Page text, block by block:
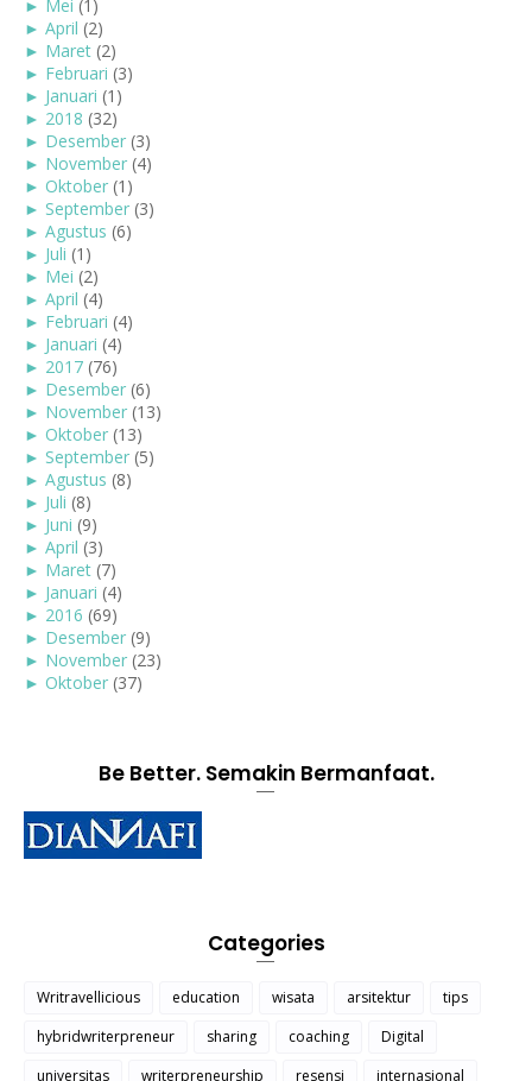
► Mei (1)
► April (2)
► Maret (2)
► Februari (3)
► Januari (1)
► 2018 (32)
► Desember (3)
► November (4)
► Oktober (1)
► September (3)
► Agustus (6)
► Juli (1)
► Mei (2)
► April (4)
► Februari (4)
► Januari (4)
► 2017 (76)
► Desember (6)
► November (13)
► Oktober (13)
► September (5)
► Agustus (8)
► Juli (8)
► Juni (9)
► April (3)
► Maret (7)
► Januari (4)
► 2016 (69)
► Desember (9)
► November (23)
► Oktober (37)
Be Better. Semakin Bermanfaat.
Categories
Writravellicious education wisata arsitektur
tips
hybridwriterpreneur
sharing coaching
Digital
universitas
writerpreneurship resensi
internasional